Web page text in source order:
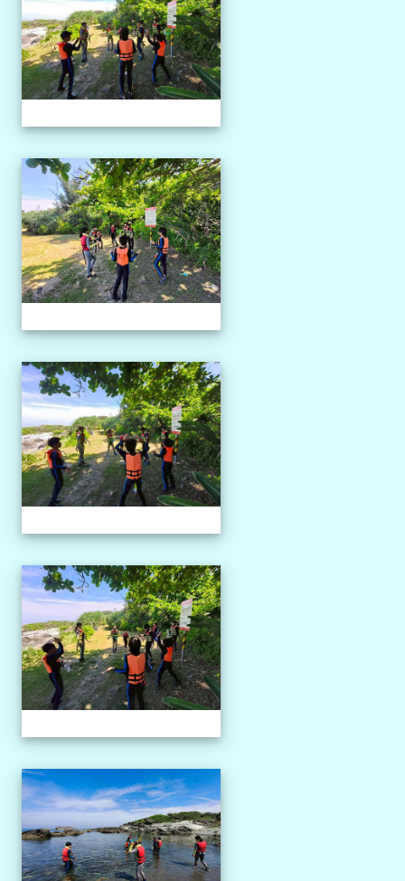
1150527獨木舟課程
1150527獨木舟課程
1150527獨木舟課程